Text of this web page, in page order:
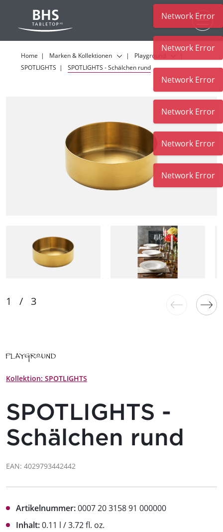
Home Marken & Kollektionen
Playground
SPOTLIGHTS
SPOTLIGHTS - Schälchen rund
Kollektion: SPOTLIGHTS
SPOTLIGHTS -
Schälchen rund
EAN: 4029793442442
Artikelnummer:0007 20 3158 91 000000
Inhalt:0.11 l / 3.72 fl. oz.
Network Error
Network Error
Network Error
Network Error
Network Error
Network Error